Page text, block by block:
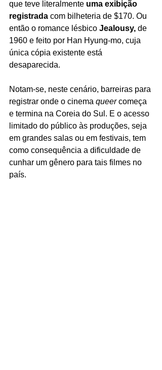
que teve literalmente uma exibição
registrada com bilheteria de $170. Ou
então o romance lésbico Jealousy, de
1960 e feito por Han Hyung-mo, cuja
única cópia existente está
desaparecida.
Notam-se, neste cenário, barreiras para
registrar onde o cinema queer começa
e termina na Coreia do Sul. E o acesso
limitado do público às produções, seja
em grandes salas ou em festivais, tem
como consequência a dificuldade de
cunhar um gênero para tais filmes no
país.